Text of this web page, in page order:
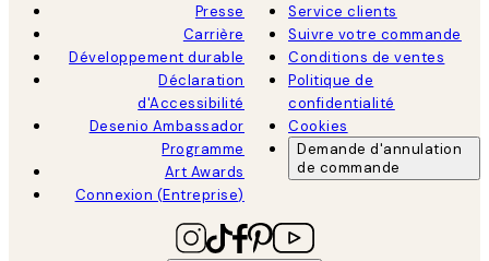
Presse
Carrière
Développement durable
Déclaration
d'Accessibilité
Desenio Ambassador
Programme
Art Awards
Connexion (Entreprise)
Service clients
Suivre votre commande
Conditions de ventes
Politique de
confidentialité
Cookies
Demande d'annulation
de commande